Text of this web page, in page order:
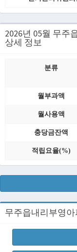
2026년 05월 무주
상세 정보
분류
월부과액
월사용액
충당금잔액
적립요율(%)
무주읍내리부영